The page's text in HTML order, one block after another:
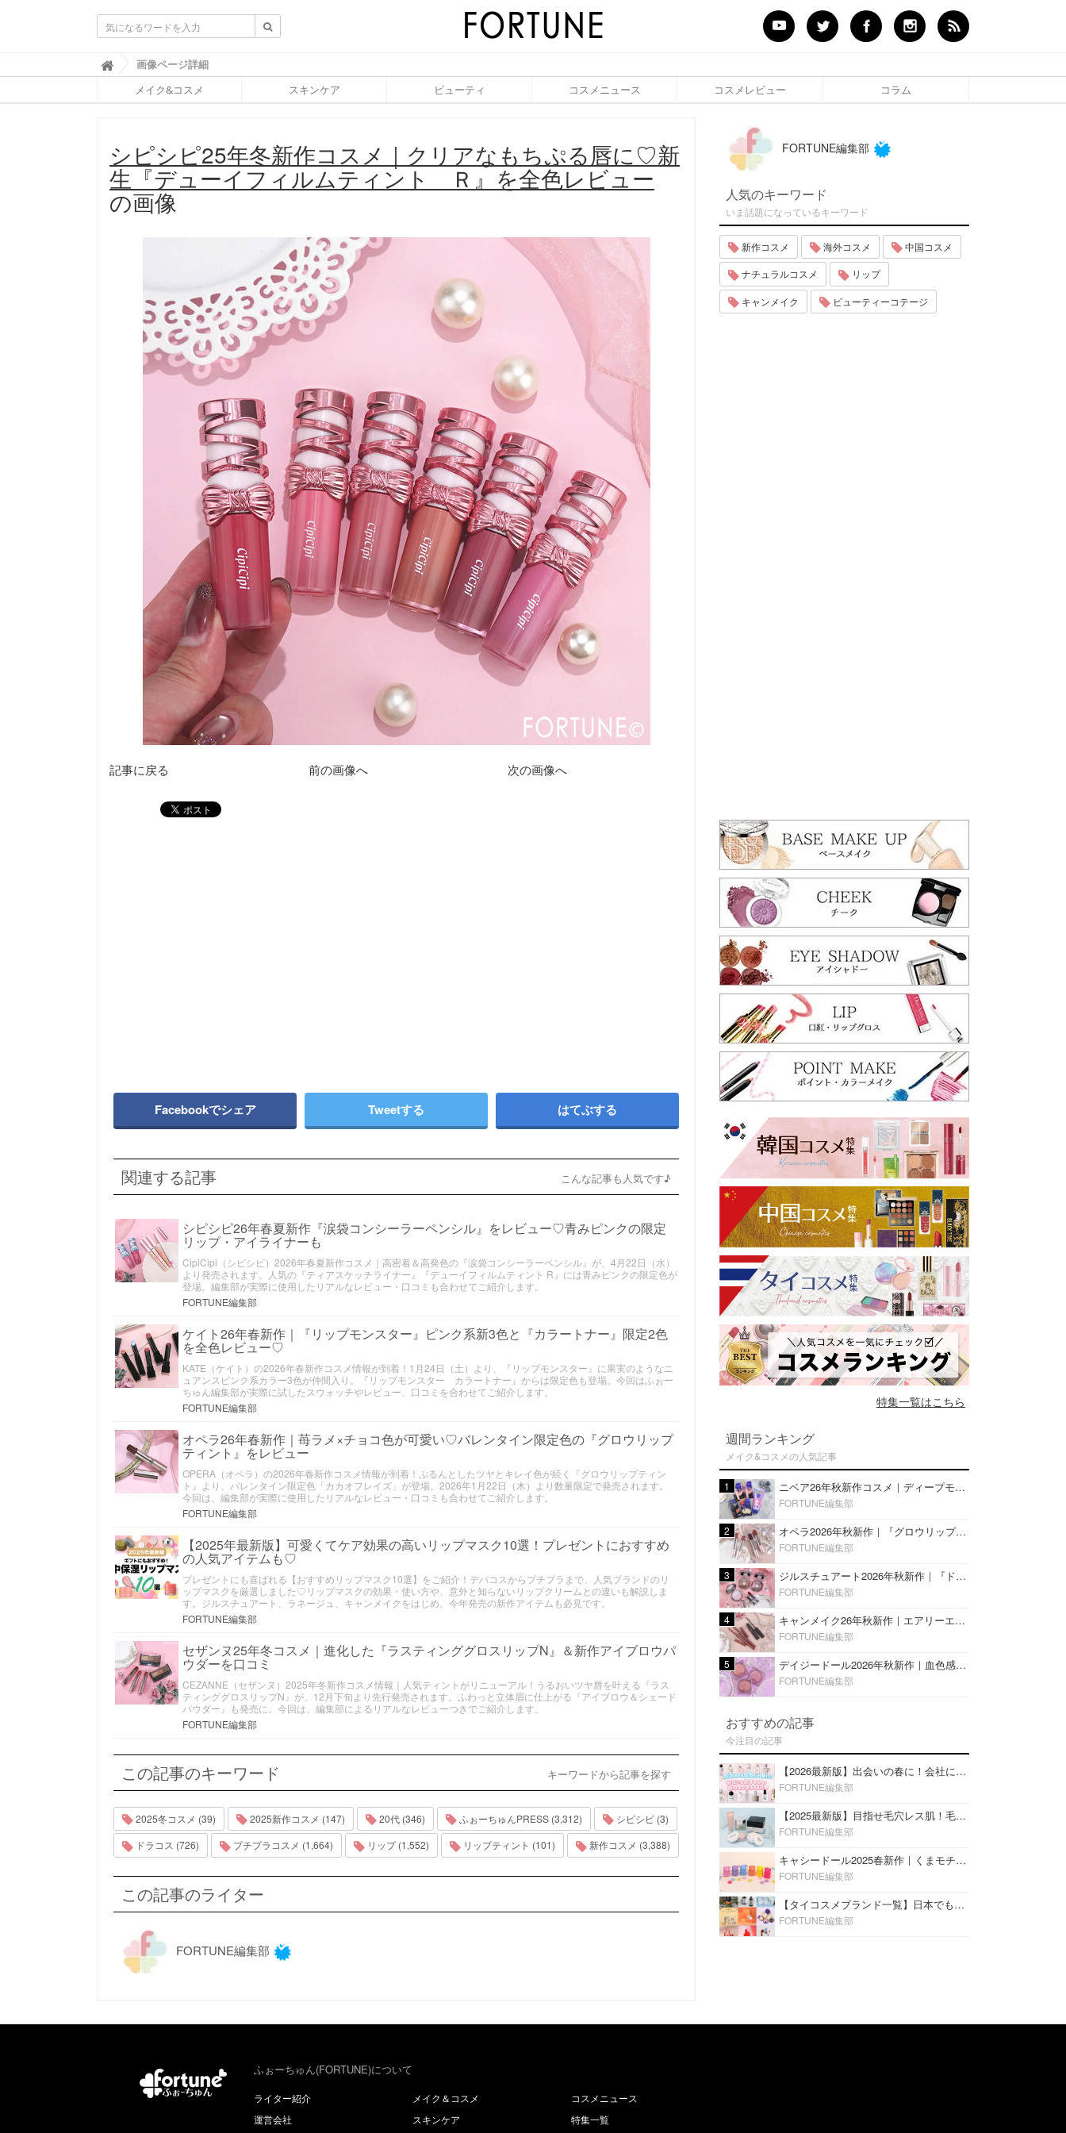
ふ
ぉ
ち
(
F
O
R
T
画像ページ詳細
メイク&コスメ スキンケア ビューティ コスメニュース コスメレビュー コラム
シピシピ25年冬新作コスメ｜クリアなもちぷる唇に♡新
生『デューイフィルムティント Ｒ』を全色レビュー
の画像
記事に戻る 前の画像へ 次の画像へ
Facebookでシェア Tweetする はてぶする
関連する記事 こんな記事も人気です♪
シピシピ26年春夏新作『涙袋コンシーラーペンシル』をレビュー♡青みピンクの限定
リップ・アイライナーも
CipiCipi（シピシピ）2026年春夏新作コスメ｜高密着＆高発色の『涙袋コンシーラーペンシル』が、4月22日（水）
より発売されます。人気の『ティアスケッチライナー』『デューイフィルムティント R』には青みピンクの限定色が
登場。編集部が実際に使用したリアルなレビュー・口コミも合わせてご紹介します。
FORTUNE編集部
ケイト26年春新作｜『リップモンスター』ピンク系新3色と『カラートナー』限定2色
を全色レビュー♡
KATE（ケイト）の2026年春新作コスメ情報が到着！1月24日（土）より、『リップモンスター』に果実のようなニ
ュアンスピンク系カラー3色が仲間入り。『リップモンスター カラートナー』からは限定色も登場。今回はふぉー
ちゅん編集部が実際に試したスウォッチやレビュー、口コミを合わせてご紹介します。
FORTUNE編集部
オペラ26年春新作｜苺ラメ×チョコ色が可愛い♡バレンタイン限定色の『グロウリップ
ティント』をレビュー
OPERA（オペラ）の2026年春新作コスメ情報が到着！ぷるんとしたツヤとキレイ色が続く『グロウリップティン
ト』より、バレンタイン限定色「カカオフレイズ」が登場。2026年1月22日（木）より数量限定で発売されます。
今回は、編集部が実際に使用したリアルなレビュー・口コミも合わせてご紹介します。
FORTUNE編集部
【2025年最新版】可愛くてケア効果の高いリップマスク10選！プレゼントにおすすめ
の人気アイテムも♡
プレゼントにも喜ばれる【おすすめリップマスク10選】をご紹介！デパコスからプチプラまで、人気ブランドのリ
ップマスクを厳選しました♡リップマスクの効果・使い方や、意外と知らないリップクリームとの違いも解説しま
す。ジルスチュアート、ラネージュ、キャンメイクをはじめ、今年発売の新作アイテムも必見です。
FORTUNE編集部
セザンヌ25年冬コスメ｜進化した『ラスティンググロスリップN』＆新作アイブロウパ
ウダーを口コミ
CEZANNE（セザンヌ）2025年冬新作コスメ情報｜人気ティントがリニューアル！うるおいツヤ唇を叶える『ラス
ティンググロスリップN』が、12月下旬より先行発売されます。ふわっと立体眉に仕上がる『アイブロウ＆シェード
パウダー』も発売に。今回は、編集部によるリアルなレビューつきでご紹介します。
FORTUNE編集部
この記事のキーワード キーワードから記事を探す
2025冬コスメ (39) 2025新作コスメ (147) 20代 (346) ふぉーちゅんPRESS (3,312)
シピシピ (3)
ドラコス (726)
プチプラコスメ (1,664) リップ (1,552) リップティント (101) 新作コスメ (3,388)
この記事のライター
FORTUNE編集部
FORTUNE編集部
人気のキーワード
いま話題になっているキーワード
新作コスメ 海外コスメ 中国コスメ
ナチュラルコスメ リップ
キャンメイク ビューティーコテージ
特集一覧はこちら
週間ランキング
メイク&コスメの人気記事
1 ニベア26年秋新作コスメ｜ディープモイスチャーリップの美容液タイプや2in1ボディクリームスクラブも
FORTUNE編集部
2 オペラ2026年秋新作｜『グロウリップティント』の新色・限定色はローズジャムカラー♡全4色をレビュー
FORTUNE編集部
3 ジルスチュアート2026年秋新作｜『ドレスドブルーム アイズ』新色や限定ハイライト・リップをレビュー
FORTUNE編集部
4 キャンメイク26年秋新作｜エアリーエクステンションライナー＆カールスナイパーマスカラ新色をレビュー
FORTUNE編集部
5 デイジードール2026年秋新作｜血色感が可愛い♡『パウダー ブラッシュ ブルーム』新3色をレビュー
FORTUNE編集部
おすすめの記事
今注目の記事
【2026最新版】出会いの春に！会社にもおすすめの好印象な香水14選♡ビジネスの場での香水マナーも
FORTUNE編集部
【2025最新版】目指せ毛穴レス肌！毛穴を埋めて隠す「おすすめ部分用下地＆プライマー」ランキング♡
FORTUNE編集部
キャシードール2025春新作｜くまモチーフのミニリップ「シャイニーベア リップモイスト」をレビュー♡
FORTUNE編集部
【タイコスメブランド一覧】日本でも人気沸騰中の“タイコスメ”ブランド20選！
FORTUNE編集部
ふぉーちゅん(FORTUNE)について
ライター紹介
運営会社
メイク＆コスメ
スキンケア
コスメニュース
特集一覧